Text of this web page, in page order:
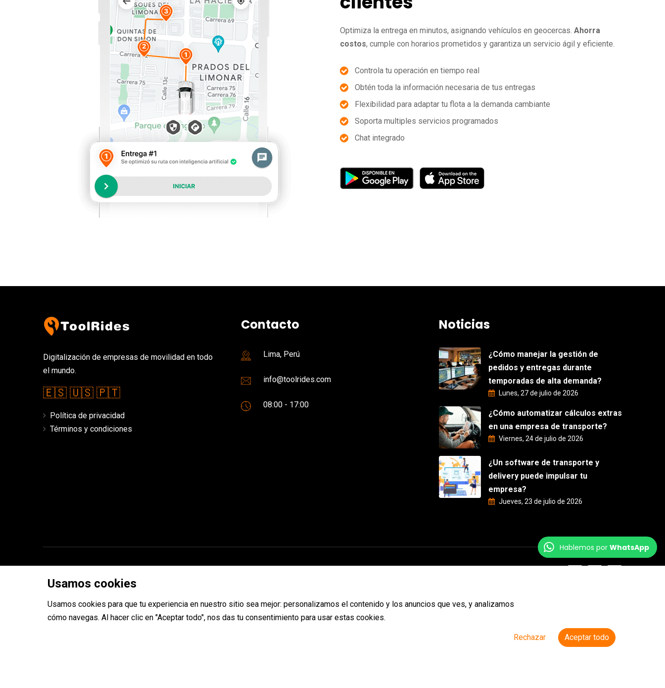
Optimiza la entrega en minutos, asignando vehículos en geocercas. Ahorra
costos, cumple con horarios prometidos y garantiza un servicio ágil y eficiente.
Controla tu operación en tiempo real
Obtén toda la información necesaria de tus entregas
Flexibilidad para adaptar tu flota a la demanda cambiante
Soporta multiples servicios programados
Chat integrado
Digitalización de empresas de movilidad en todo
el mundo.
🇪🇸 🇺🇸 🇵🇹
Política de privacidad
Términos y condiciones
Contacto
Lima, Perú
info@toolrides.com
08:00 - 17:00
Noticias
¿Cómo manejar la gestión de
pedidos y entregas durante
temporadas de alta demanda?
Lunes, 27 de julio de 2026
¿Cómo automatizar cálculos extras
en una empresa de transporte?
Viernes, 24 de julio de 2026
¿Un software de transporte y
delivery puede impulsar tu
empresa?
Jueves, 23 de julio de 2026
Hablemos por WhatsApp
Usamos cookies
Usamos cookies para que tu experiencia en nuestro sitio sea mejor: personalizamos el contenido y los anuncios que ves, y analizamos
cómo navegas. Al hacer clic en "Aceptar todo", nos das tu consentimiento para usar estas cookies.
Rechazar Aceptar todo